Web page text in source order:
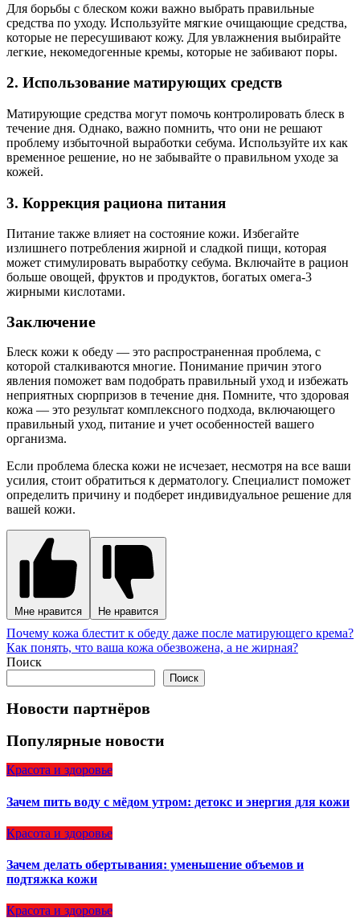
Для борьбы с блеском кожи важно выбрать правильные
средства по уходу. Используйте мягкие очищающие средства,
которые не пересушивают кожу. Для увлажнения выбирайте
легкие, некомедогенные кремы, которые не забивают поры.
2. Использование матирующих средств
Матирующие средства могут помочь контролировать блеск в
течение дня. Однако, важно помнить, что они не решают
проблему избыточной выработки себума. Используйте их как
временное решение, но не забывайте о правильном уходе за
кожей.
3. Коррекция рациона питания
Питание также влияет на состояние кожи. Избегайте
излишнего потребления жирной и сладкой пищи, которая
может стимулировать выработку себума. Включайте в рацион
больше овощей, фруктов и продуктов, богатых омега-3
жирными кислотами.
Заключение
Блеск кожи к обеду — это распространенная проблема, с
которой сталкиваются многие. Понимание причин этого
явления поможет вам подобрать правильный уход и избежать
неприятных сюрпризов в течение дня. Помните, что здоровая
кожа — это результат комплексного подхода, включающего
правильный уход, питание и учет особенностей вашего
организма.
Если проблема блеска кожи не исчезает, несмотря на все ваши
усилия, стоит обратиться к дерматологу. Специалист поможет
определить причину и подберет индивидуальное решение для
вашей кожи.
Мне нравится Не нравится
Навигация
по
записям
Почему кожа блестит к обеду даже после матирующего крема?
Как понять, что ваша кожа обезвожена, а не жирная?
Поиск
Поиск
Новости партнёров
Популярные новости
Красота и здоровье
Зачем пить воду с мёдом утром: детокс и энергия для кожи
Красота и здоровье
Зачем делать обертывания: уменьшение объемов и
подтяжка кожи
Красота и здоровье